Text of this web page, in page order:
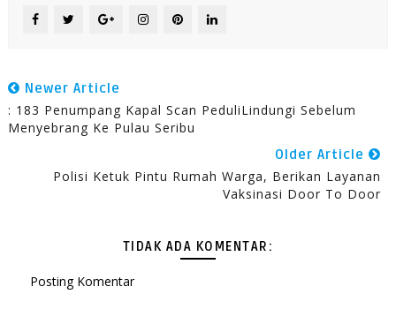
Newer Article
: 183 Penumpang Kapal Scan PeduliLindungi Sebelum
Menyebrang Ke Pulau Seribu
Older Article
Polisi Ketuk Pintu Rumah Warga, Berikan Layanan
Vaksinasi Door To Door
TIDAK ADA KOMENTAR:
Posting Komentar